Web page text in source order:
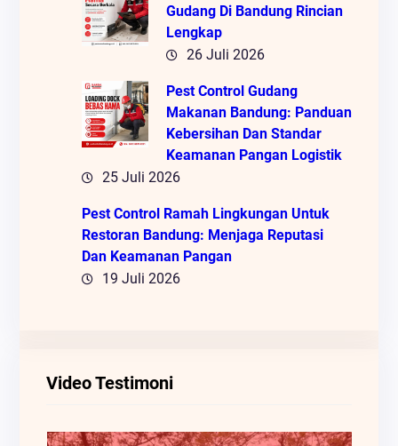
Gudang Di Bandung Rincian
Lengkap
26 Juli 2026
Pest Control Gudang
Makanan Bandung: Panduan
Kebersihan Dan Standar
Keamanan Pangan Logistik
25 Juli 2026
Pest Control Ramah Lingkungan Untuk
Restoran Bandung: Menjaga Reputasi
Dan Keamanan Pangan
19 Juli 2026
Video Testimoni